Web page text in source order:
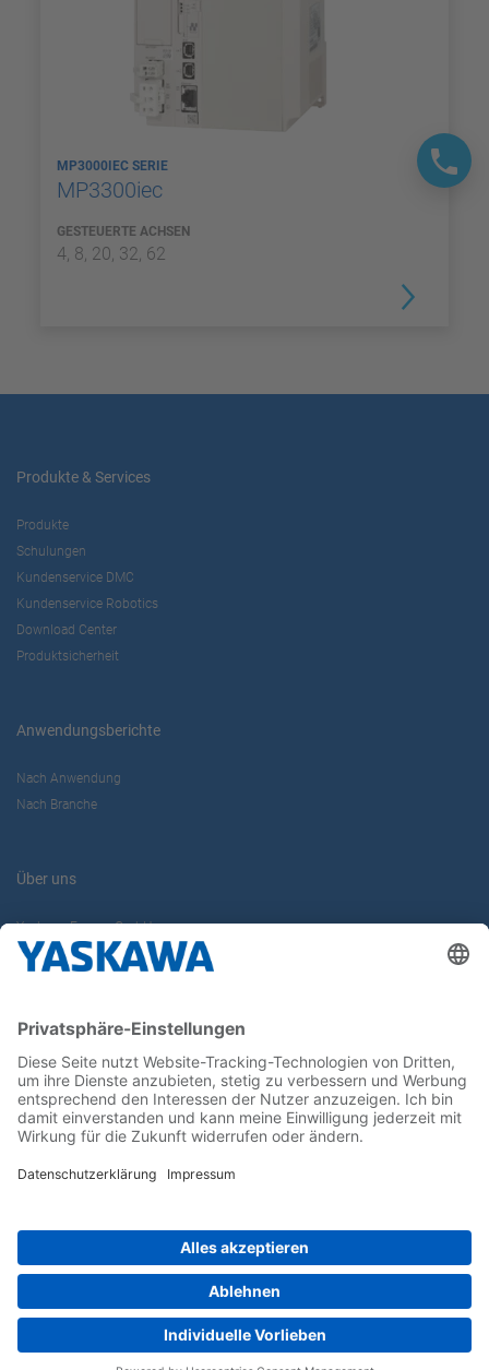
MP3000IEC SERIE
MP3300iec
GESTEUERTE ACHSEN
4, 8, 20, 32, 62
Produkte & Services
Produkte
Schulungen
Kundenservice DMC
Kundenservice Robotics
Download Center
Produktsicherheit
Anwendungsberichte
Nach Anwendung
Nach Branche
Über uns
Yaskawa Europe GmbH
Karriere
Newsletter
Follow us on...
Home Impressum Privacy
Cookie Choices
Whistleblowing